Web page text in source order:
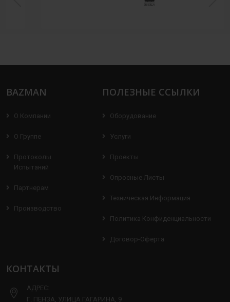
BAZMAN
О Компании
О Группе
Протоколы
Испытаний
Партнерам
Производство
ПОЛЕЗНЫЕ ССЫЛКИ
Оборудование
Услуги
Проекты
Опросные Листы
Техническая Информация
Политика Конфиденциальности
Договор-Оферта
КОНТАКТЫ
АДРЕС:
Г. ПЕНЗА, УЛИЦА ГАГАРИНА, 9